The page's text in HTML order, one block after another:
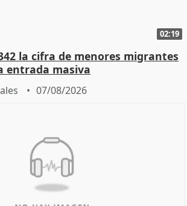
02:19
la cifra de menores migrantes
entrada masiva
07/08/2026